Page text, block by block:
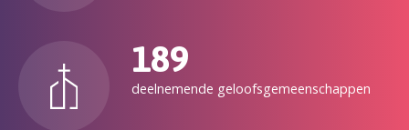
189
deelnemende geloofsgemeenschappen